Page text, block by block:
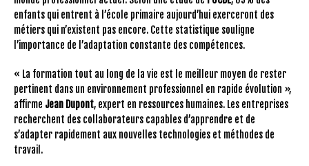
enfants qui entrent à l’école primaire aujourd’hui exerceront des
métiers qui n’existent pas encore. Cette statistique souligne
l’importance de l’adaptation constante des compétences.
« La formation tout au long de la vie est le meilleur moyen de rester
pertinent dans un environnement professionnel en rapide évolution »,
affirme Jean Dupont, expert en ressources humaines. Les entreprises
recherchent des collaborateurs capables d’apprendre et de
s’adapter rapidement aux nouvelles technologies et méthodes de
travail.